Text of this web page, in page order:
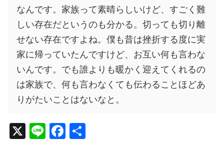
なんです。家族って素晴らしいけど、すごく難
しい存在だというのも分かる。切っても切り離
せない存在ですよね。僕も昔は挫折する度に実
家に帰っていたんですけど、お互い何も言わな
いんです。でも誰よりも暖かく迎えてくれるの
は家族で、何も言わなくても伝わることほどあ
りがたいことはないなと。
X
Li F